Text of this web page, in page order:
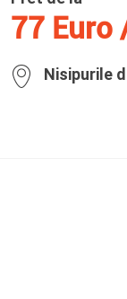
77 Euro
Nisipurile